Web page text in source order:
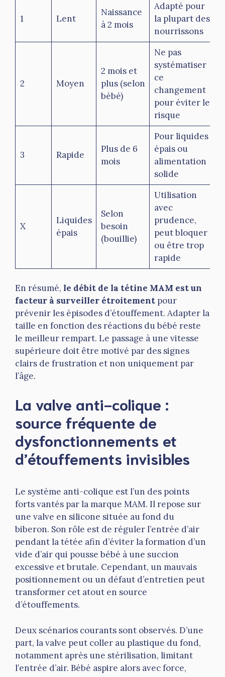
1 Lent
Naissance
à 2 mois
Adapté pour
la plupart des
nourrissons
2 Moyen
2 mois et
plus (selon
bébé)
Ne pas
systématiser
ce
changement
pour éviter le
risque
3 Rapide
Plus de 6
mois
Pour liquides
épais ou
alimentation
solide
X
Liquides
épais
Selon
besoin
(bouillie)
Utilisation
avec
prudence,
peut bloquer
ou être trop
rapide
En résumé, le débit de la tétine MAM est un
facteur à surveiller étroitement pour
prévenir les épisodes d’étouffement. Adapter la
taille en fonction des réactions du bébé reste
le meilleur rempart. Le passage à une vitesse
supérieure doit être motivé par des signes
clairs de frustration et non uniquement par
l’âge.
La valve anti-colique :
source fréquente de
dysfonctionnements et
d’étouffements invisibles
Le système anti-colique est l’un des points
forts vantés par la marque MAM. Il repose sur
une valve en silicone située au fond du
biberon. Son rôle est de réguler l’entrée d’air
pendant la tétée afin d’éviter la formation d’un
vide d’air qui pousse bébé à une succion
excessive et brutale. Cependant, un mauvais
positionnement ou un défaut d’entretien peut
transformer cet atout en source
d’étouffements.
Deux scénarios courants sont observés. D’une
part, la valve peut coller au plastique du fond,
notamment après une stérilisation, limitant
l’entrée d’air. Bébé aspire alors avec force,